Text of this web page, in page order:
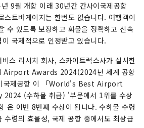
9월 개항 이래 30년간 간사이국제공항
스트바게이지는 한번도 없습니다. 여행객이
수 있도록 보장하고 화물을 정확하고 신속
국제적으로 인정받고 있습니다.
스 리서치 회사, 스카이트럭스사가 실시한
Airport Awards 2024(2024년 세계 공항
국제공항 이 「World's Best Airport
(수하물 취급) '부문에서 1위를 수상
은 이번 8번째 수상이 됩니다. 수하물 수령
수령의 효율성, 국제 공항 중에서도 최상급